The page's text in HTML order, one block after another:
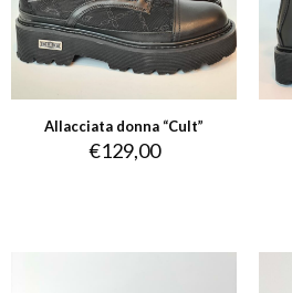
Allacciata donna “Cult”
€129,00